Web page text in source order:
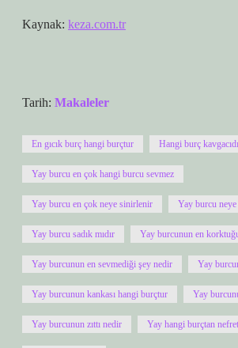
Kaynak: keza.com.tr
Tarih: Makaleler
En gıcık burç hangi burçtur Hangi burç
Yay burcu en çok hangi burcu sevmez
Yay burcu en çok neye sinirlenir Yay burcu
Yay burcu sadık mıdır Yay burcunun en
Yay burcunun en sevmediği şey nedir Yay
Yay burcunun kankası hangi burçtur Yay
Yay burcunun zıttı nedir Yay hangi burçtan